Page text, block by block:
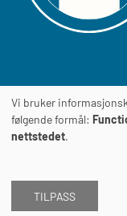
Journalens
2026 ©
Vi bruker
følgende formål:
nettstedet.
TILPASS